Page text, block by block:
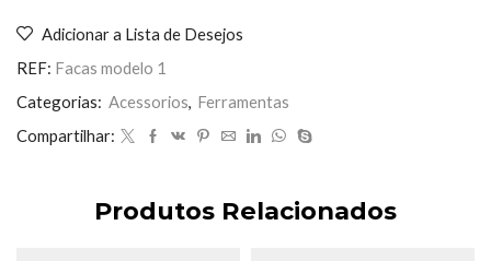
quantidade
Adicionar a Lista de Desejos
REF: Facas modelo 1
Categorias: Acessorios, Ferramentas
Compartilhar:
Produtos Relacionados